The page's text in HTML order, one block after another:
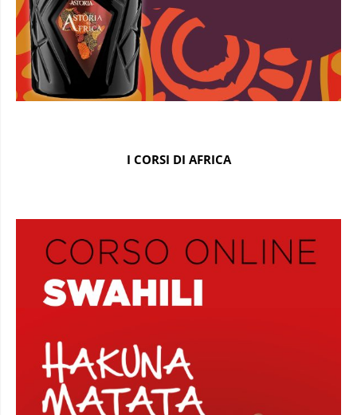
I CORSI DI AFRICA